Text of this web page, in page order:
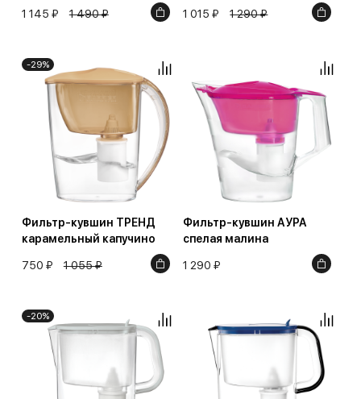
1 145 ₽ 1 490 ₽ 1 015 ₽ 1 290 ₽
Фильтр-кувшин ТРЕНД
карамельный капучино
750 ₽ 1 055 ₽
-29%
Фильтр-кувшин АУРА
спелая малина
1 290 ₽
-20%